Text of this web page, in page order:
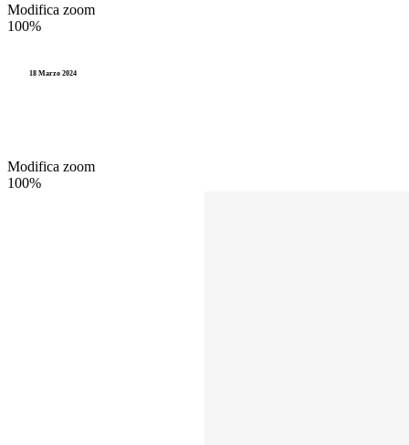
Modifica zoom
100%
18 Marzo 2024
Modifica zoom
100%